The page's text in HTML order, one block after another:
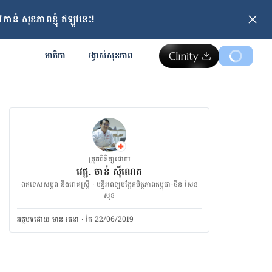
ន់ សុខភាពខ្ញុំ ឥឡូវនេះ!
មាតិកា រង្វាស់​សុខភាព
ត្រួតពិនិត្យដោយ
វេជ្ជ. ចាន់ ស៊ីណេត
ឯកទេសសម្ភព និងរោគស្ត្រី · ម​ន្ទីរពេទ្យបង្អែកមិត្តភាពកម្ពុជា-ចិន សែន
សុខ
អត្ថបទ​ដោយ មាន រតនា ·កែ 22/06/2019